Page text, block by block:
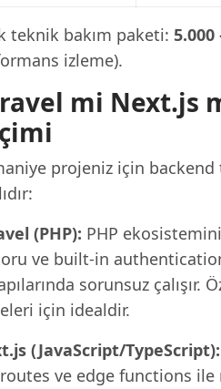
teknik bakım paketi: 5.000
izleme).
mi Next.js
projeniz için
(PHP): PHP
ve built-in
sorunsuz
için idealdir.
(JavaScript/TypeScript):
ve edge functions ile